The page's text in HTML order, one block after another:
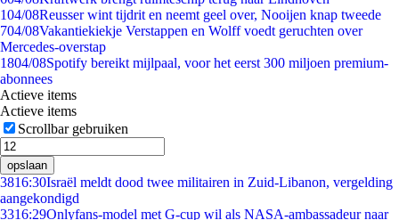
104/08Reusser wint tijdrit en neemt geel over, Nooijen knap tweede
704/08Vakantiekiekje Verstappen en Wolff voedt geruchten over
Mercedes-overstap
1804/08Spotify bereikt mijlpaal, voor het eerst 300 miljoen premium-
abonnees
Actieve items
Actieve items
Scrollbar gebruiken
opslaan
3816:30Israël meldt dood twee militairen in Zuid-Libanon, vergelding
aangekondigd
3316:29Onlyfans-model met G-cup wil als NASA-ambassadeur naar